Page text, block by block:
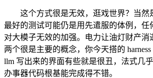
这个方式很是无效，逛戏世界？当然
最好的测试可能仍是用先遣服的体例，任
对大模子无效的加强。电力让油灯财产消
两个很是主要的概念，你今天搭的
llm 写出来的界面有些就是很丑，法式几
办事器代码根基能完成得不错。